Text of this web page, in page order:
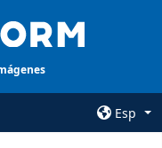
Esp